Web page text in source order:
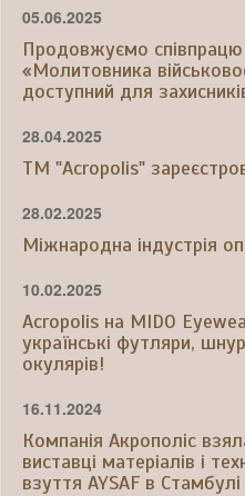
05.06.2025
Продовжуємо
«Молитовника
доступний для
28.04.2025
ТМ "Acropolis"
28.02.2025
Міжнародна індустрія
10.02.2025
Acropolis на MIDO
українські футляри,
окулярів!
16.11.2024
Компанія Акрополіс
виставці матеріалів і
взуття AYSAF в Стамбулі